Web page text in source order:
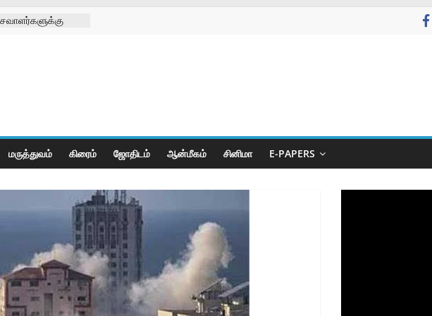
சார்பாக
மருத்துவம் கிரைம் ஜோ‌திட‌ம் ஆன்மீகம் சினிமா E-PAPERS